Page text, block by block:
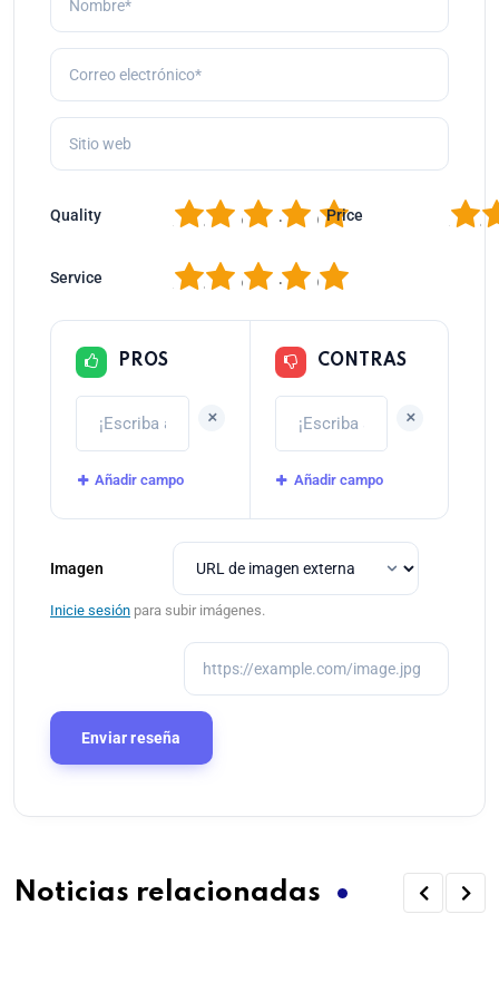
Quality 5
4
3
2 Price 2
Service 5
4
3
2
PROS
+
Añadir campo
CONTRAS
+
Añadir campo
Imagen
Inicie sesión para subir imágenes.
Noticias relacionadas